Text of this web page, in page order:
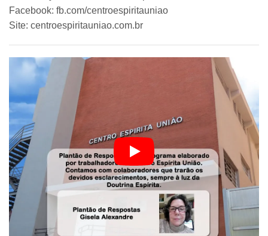
Facebook: fb.com/centroespiritauniao
Site: centroespiritauniao.com.br